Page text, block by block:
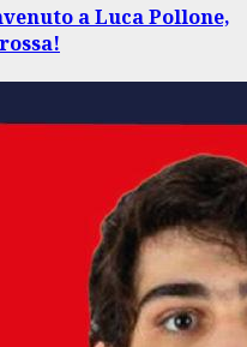
a Luca Pollone,